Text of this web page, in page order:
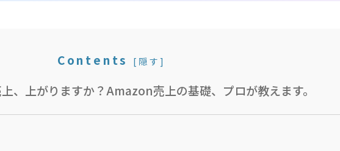
Contents [ 隠す ]
、上がりますか？Amazon売上の基礎、プロが教えます。